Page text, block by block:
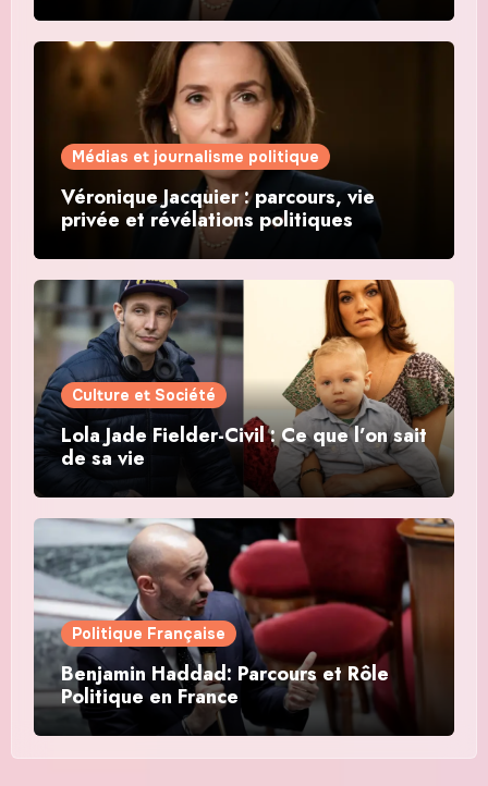
Médias et journalisme politique
Véronique Jacquier : parcours, vie
privée et révélations politiques
Culture et Société
Lola Jade Fielder-Civil : Ce que l’on sait
de sa vie
Politique Française
Benjamin Haddad: Parcours et Rôle
Politique en France